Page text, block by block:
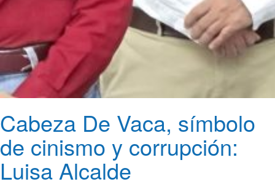
Cabeza De Vaca, símbolo
de cinismo y corrupción:
Luisa Alcalde